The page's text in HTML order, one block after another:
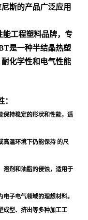
斯的产品广泛应用
能工程塑料品牌，专
是一种半结晶热塑
化学性和电气性能
保持稳定的形状和性能，适
高温环境下仍能保持 的尺
溶剂和油脂的侵蚀，适用于
电子电气领域的理想材料。
成型、挤出等多种加工工